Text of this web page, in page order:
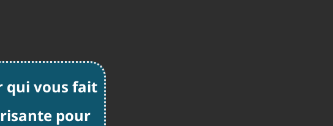
qui vous fait
pour